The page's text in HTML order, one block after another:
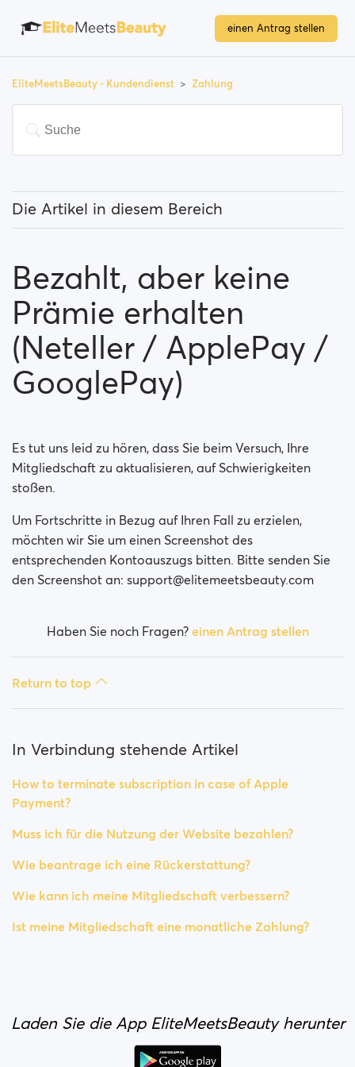
einen Antrag stellen
EliteMeetsBeauty - Kundendienst Zahlung
Die Artikel in diesem Bereich
Wie kann ich meine Mitgliedschaft verbessern?
Welche Zahlungsmethoden kann ich verwenden?
Ist meine Zahlung sicher?
Ist meine Mitgliedschaft eine monatliche Zahlung?
Haben Sie Schwierigkeiten gehabt als Sie versuchten
eine Mitgliedschaft zu erwerben?
Wie beantrage ich eine Rückerstattung?
Ich kann nicht bezahlen / Karte wird abgelehnt
How to terminate subscription in case of Apple
Bezahlt, aber keine
Prämie erhalten
(Neteller / ApplePay /
GooglePay)
Es tut uns leid zu hören, dass Sie beim Versuch, Ihre
Mitgliedschaft zu aktualisieren, auf Schwierigkeiten
stoßen.
Um Fortschritte in Bezug auf Ihren Fall zu erzielen,
möchten wir Sie um einen Screenshot des
entsprechenden Kontoauszugs bitten. Bitte senden Sie
den Screenshot an: support@elitemeetsbeauty.com
Haben Sie noch Fragen? einen Antrag stellen
Return to top
In Verbindung stehende Artikel
How to terminate subscription in case of Apple
Payment?
Muss ich für die Nutzung der Website bezahlen?
Wie beantrage ich eine Rückerstattung?
Wie kann ich meine Mitgliedschaft verbessern?
Ist meine Mitgliedschaft eine monatliche Zahlung?
Laden Sie die App EliteMeetsBeauty herunter